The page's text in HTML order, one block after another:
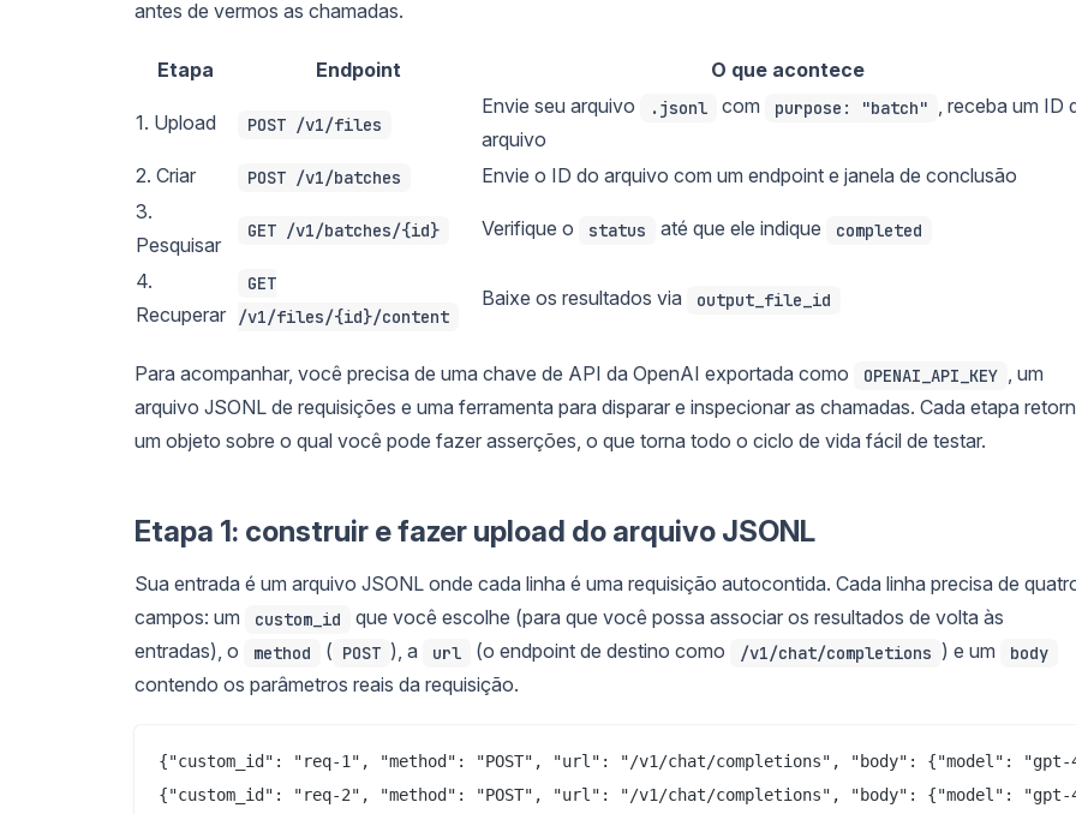
antes de vermos as chamadas.
Etapa Endpoint O que acontece
1. Upload POST /v1/files
Envie seu arquivo .jsonl com purpose: "batch"
, receba um ID
arquivo
2. Criar
POST /v1/batches
Envie o ID do arquivo com um endpoint e janela de conclusão
3.
Pesquisar
GET /v1/batches/{id} Verifique o status até que ele indique completed
4.
Recuperar
GET
/v1/files/{id}/content
Baixe os resultados via output_file_id
Para acompanhar, você precisa de uma chave de API da OpenAI exportada como OPENAI_API_KEY
, um
arquivo JSONL de requisições e uma ferramenta para disparar e inspecionar as chamadas. Cada etapa
um objeto sobre o qual você pode fazer asserções, o que torna todo o ciclo de vida fácil de testar.
Etapa 1: construir e fazer upload do arquivo JSONL
Sua entrada é um arquivo JSONL onde cada linha é uma requisição autocontida. Cada linha precisa de
campos: um
custom_id
que você escolhe (para que você possa associar os resultados de volta às
entradas), o
method ( POST ), a url (o endpoint de destino como /v1/chat/completions ) e um body
contendo os parâmetros reais da requisição.
{"custom_id": "req-1", "method": "POST", "url": "/v1/chat/completions", "body": {"model":